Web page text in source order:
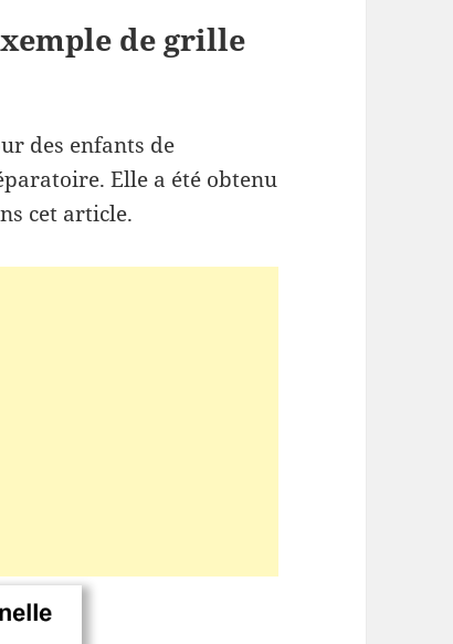
de grille
des enfants de
Elle a été obtenu
cet article.